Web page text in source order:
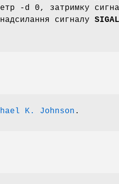
-d 0, затримку
сигналу
K. Johnson .